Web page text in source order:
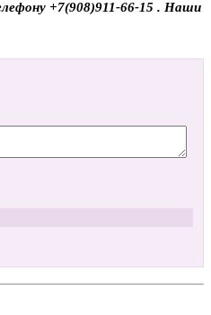
+7(908)911-66-15 . Наши